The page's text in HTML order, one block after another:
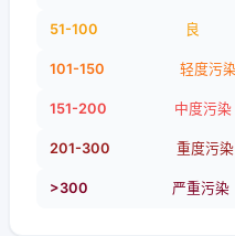
51-100 良
101-150 轻度污
151-200 中度污染
201-300 重度污染
>300 严重污染